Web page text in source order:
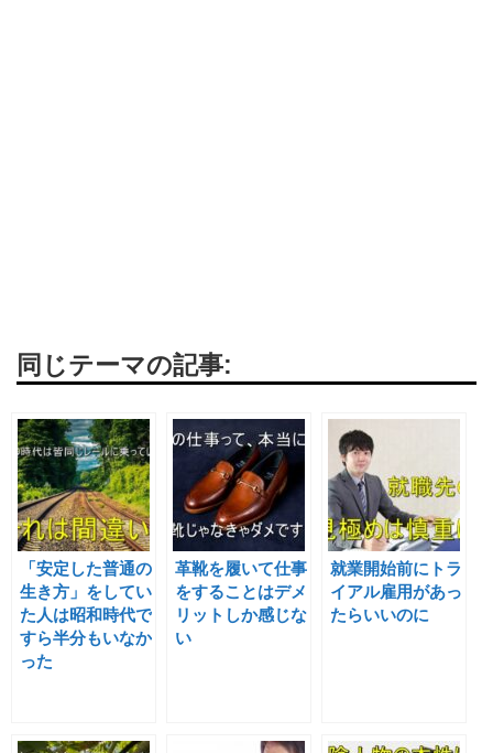
同じテーマの記事:
「安定した普通の
生き方」をしてい
た人は昭和時代で
すら半分もいなか
った
革靴を履いて仕事
をすることはデメ
リットしか感じな
い
就業開始前にトラ
イアル雇用があっ
たらいいのに